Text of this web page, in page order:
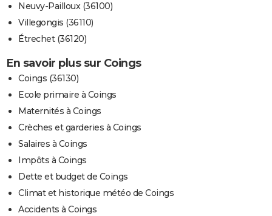
Neuvy-Pailloux (36100)
Villegongis (36110)
Étrechet (36120)
En savoir plus sur Coings
Coings (36130)
Ecole primaire à Coings
Maternités à Coings
Crèches et garderies à Coings
Salaires à Coings
Impôts à Coings
Dette et budget de Coings
Climat et historique météo de Coings
Accidents à Coings